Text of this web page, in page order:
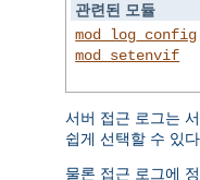
관련된 모듈
mod_log_config
mod_setenvif
서버 접근 로그는
쉽게 선택할 수 있
물론 접근 로그에